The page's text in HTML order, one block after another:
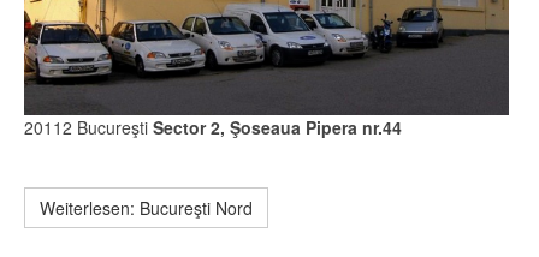
20112 Bucureşti Sector 2, Şoseaua Pipera nr.44
Weiterlesen: Bucureşti Nord